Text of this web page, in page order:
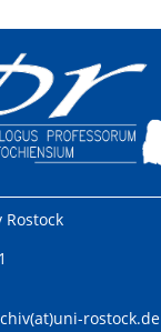
rostock.de